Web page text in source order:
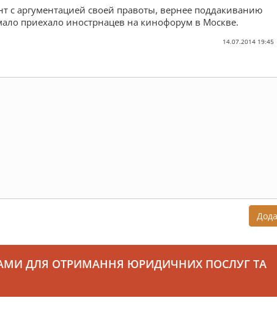
с аргументацией своей правоты, вернее поддакиванию
приехало инострнацев на кинофорум в Москве.
14.07.2014 19:45
ДЛЯ ОТРИМАННЯ ЮРИДИЧНИХ ПОСЛУГ ТА